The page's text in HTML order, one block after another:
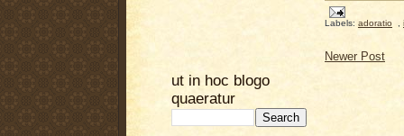
ut in hoc blogo
quaeratur
Labels: adoratio
Newer Post